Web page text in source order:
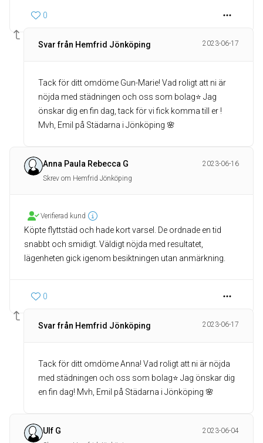
0
Svar från Hemfrid Jönköping 2023-06-17
Tack för ditt omdöme Gun-Marie! Vad roligt att ni är
nöjda med städningen och oss som bolag⭐️ Jag
önskar dig en fin dag, tack för vi fick komma till er !
Mvh, Emil på Städarna i Jönköping 🌸
Anna Paula Rebecca G
2023-06-16
Skrev om Hemfrid Jönköping
Verifierad kund
Köpte flyttstäd och hade kort varsel. De ordnade en tid
snabbt och smidigt. Väldigt nöjda med resultatet,
lägenheten gick igenom besiktningen utan anmärkning.
0
Svar från Hemfrid Jönköping 2023-06-17
Tack för ditt omdöme Anna! Vad roligt att ni är nöjda
med städningen och oss som bolag⭐️ Jag önskar dig
en fin dag! Mvh, Emil på Städarna i Jönköping 🌸
Ulf G
2023-06-04